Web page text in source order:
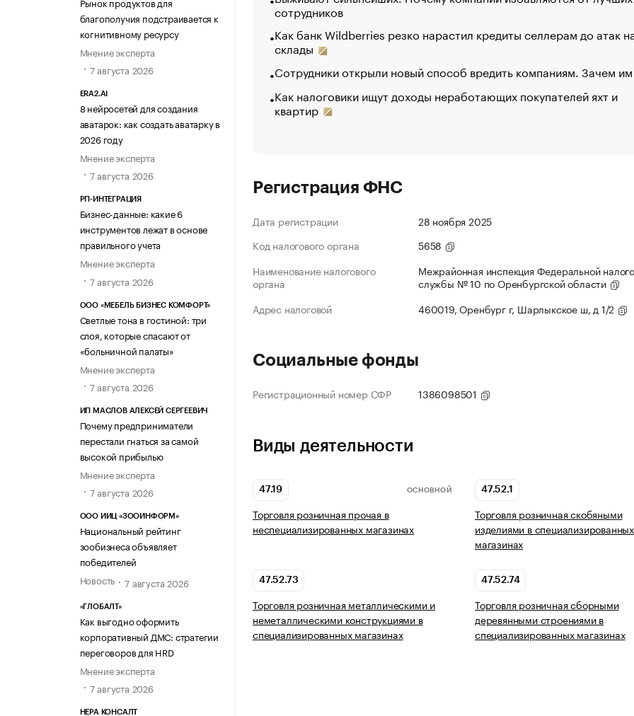
благополучия подстраивается к
когнитивному ресурсу
Мнение эксперта
7 августа 2026
ERA2.AI
8 нейросетей для создания
аватарок: как создать аватарку в
2026 году
Мнение эксперта
7 августа 2026
РП-ИНТЕГРАЦИЯ
Бизнес-данные: какие 6
инструментов лежат в основе
правильного учета
Мнение эксперта
7 августа 2026
ООО «МЕБЕЛЬ БИЗНЕС КОМФОРТ»
Светлые тона в гостиной: три
слоя, которые спасают от
«больничной палаты»
Мнение эксперта
7 августа 2026
ИП МАСЛОВ АЛЕКСЕЙ СЕРГЕЕВИЧ
Почему предприниматели
перестали гнаться за самой
высокой прибылью
Мнение эксперта
7 августа 2026
ООО ИИЦ «ЗООИНФОРМ»
Национальный рейтинг
зообизнеса объявляет
победителей
Новость
7 августа 2026
«ГЛОБАЛТ»
Как выгодно оформить
корпоративный ДМС: стратегии
переговоров для HRD
Мнение эксперта
7 августа 2026
НЕРА КОНСАЛТ
сотрудников
Как банк Wildberries резко нарастил кредиты селлерам до атак
склады
Сотрудники открыли новый способ вредить компаниям. Зачем
Как налоговики ищут доходы неработающих покупателей яхт и
квартир
Регистрация ФНС
Дата регистрации
28 ноября 2025
Код налогового органа
5658
Наименование налогового
органа
Межрайонная инспекция Федеральной
службы № 10 по Оренбургской области
Адрес налоговой
460019, Оренбург г, Шарлыкское ш, д 1/2
Социальные фонды
Регистрационный номер СФР 1386098501
Виды деятельности
47.19 ОСНОВНОЙ
Торговля розничная прочая в
неспециализированных магазинах
47.52.1
Торговля розничная скобяными
изделиями в специализированных
магазинах
47.52.73
Торговля розничная металлическими и
неметаллическими конструкциями в
специализированных магазинах
47.52.74
Торговля розничная сборными
деревянными строениями в
специализированных магазинах